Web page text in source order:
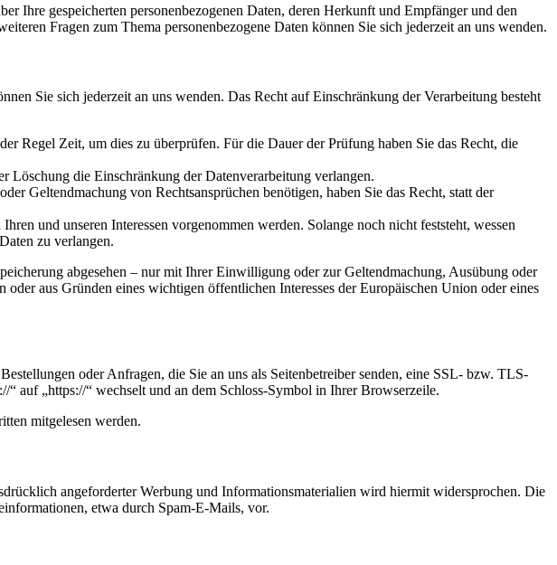
Ihre gespeicherten personenbezogenen Daten, deren Herkunft und Empfänger und den
Fragen zum Thema personenbezogene Daten können Sie sich jederzeit an uns wenden.
Sie sich jederzeit an uns wenden. Das Recht auf Einschränkung der Verarbeitung besteht
Regel Zeit, um dies zu überprüfen. Für die Dauer der Prüfung haben Sie das Recht, die
Löschung die Einschränkung der Datenverarbeitung verlangen.
Geltendmachung von Rechtsansprüchen benötigen, haben Sie das Recht, statt der
und unseren Interessen vorgenommen werden. Solange noch nicht feststeht, wessen
zu verlangen.
abgesehen – nur mit Ihrer Einwilligung oder zur Geltendmachung, Ausübung oder
aus Gründen eines wichtigen öffentlichen Interesses der Europäischen Union oder eines
oder Anfragen, die Sie an uns als Seitenbetreiber senden, eine SSL- bzw. TLS-
“ auf „https://“ wechselt und an dem Schloss-Symbol in Ihrer Browserzeile.
mitgelesen werden.
angeforderter Werbung und Informationsmaterialien wird hiermit widersprochen. Die
etwa durch Spam-E-Mails, vor.